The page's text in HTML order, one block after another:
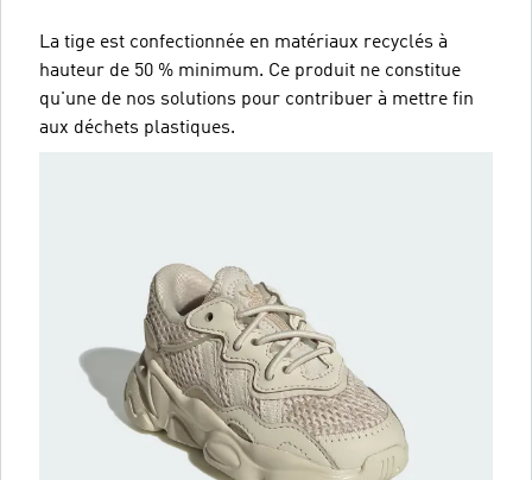
La tige est confectionnée en matériaux recyclés à
hauteur de 50 % minimum. Ce produit ne constitue
qu'une de nos solutions pour contribuer à mettre fin
aux déchets plastiques.